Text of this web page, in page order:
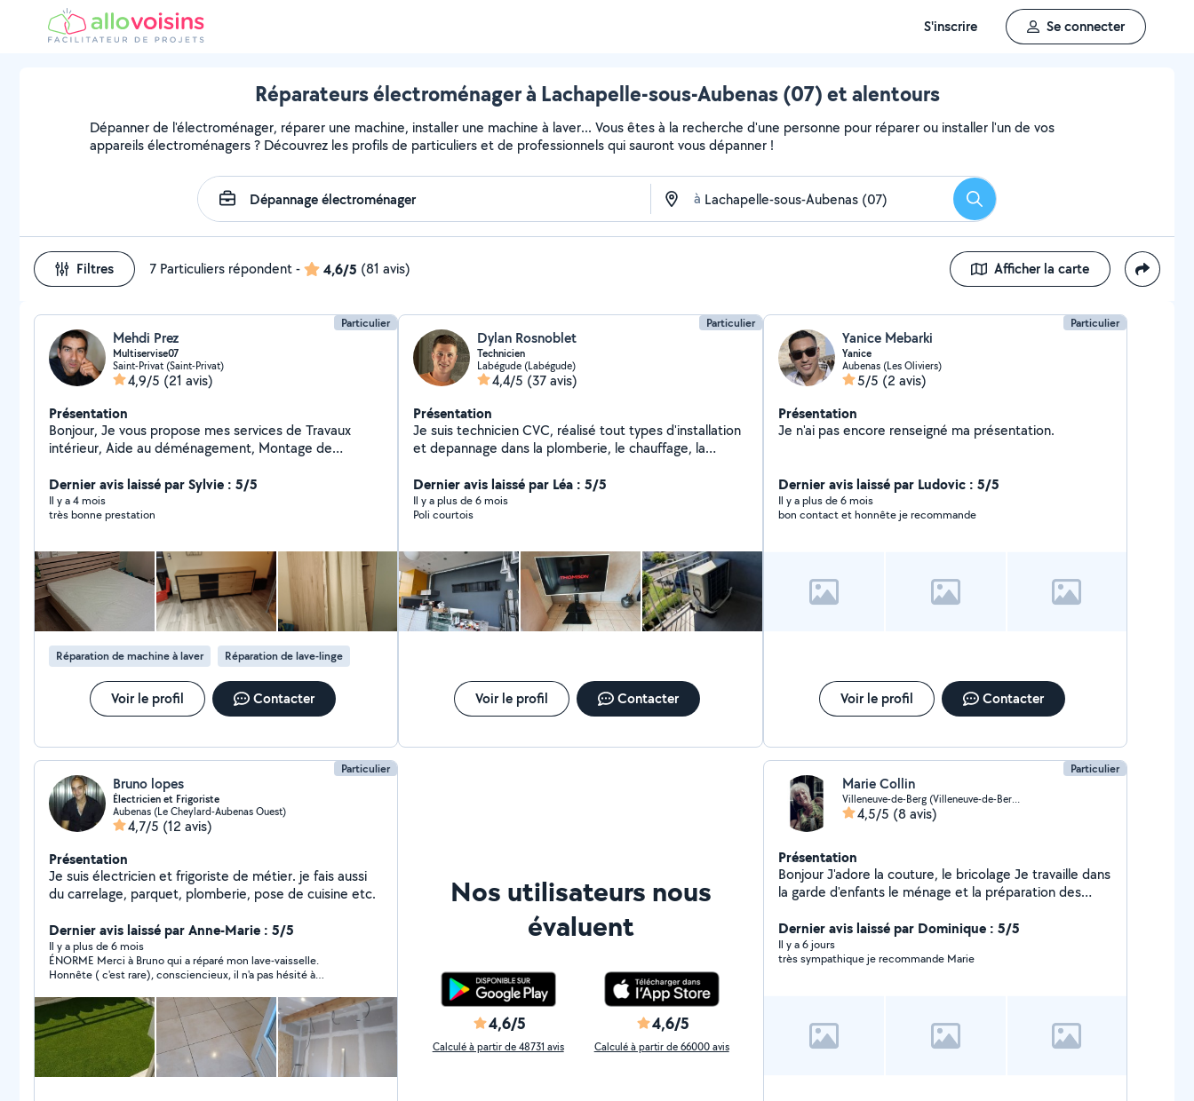
S'inscrire Se connecter
Réparateurs électroménager à Lachapelle-sous-Aubenas (07) et alentours
Dépanner de l'électroménager, réparer une machine, installer une machine à laver... Vous êtes à la recherche d'une personne pour réparer ou installer l'un de vos
appareils électroménagers ? Découvrez les profils de particuliers et de professionnels qui sauront vous dépanner !
à Rechercher
Filtres 7 Particuliers répondent- 4,6/5 (81 avis) Afficher la carte
Particulier
Mehdi Prez
Multiservise07
Saint-Privat (Saint-Privat)
4,9/5 (21 avis)
Présentation
Bonjour, Je vous propose mes services de Travaux
intérieur, Aide au déménagement, Montage de
luminère, Dépose et pose de vmc, plomberie, petite
électricité... électroménagers, ect... ect... Travaux
extérieurs... Tonte débroussaillage, taille, et toute
domaine du bâtiment et d'espace vert j'ai acquis de
nombreuses connaissances et savoir faire. J'accepte le
CESU,( Chèque emploi service) N'hésitez pas à me
contacter À bientôt Mehdi
Dernier avis laissé par Sylvie : 5/5
Il y a 4 mois
très bonne prestation
Réparation de machine à laver Réparation de lave-linge
Voir le profil Contacter
Particulier
Dylan Rosnoblet
Technicien
Labégude (Labégude)
4,4/5 (37 avis)
Présentation
Je suis technicien CVC, réalisé tout types d'installation
et depannage dans la plomberie, le chauffage, la
l'outillage nécessaire. Professionnel mais pas encore à
mon compte. J'ai un camion pour débarrasser des
affaires. Soudure : chalumeau, arc, TIG réparation
porte coulissante sur mesure
Dernier avis laissé par Léa : 5/5
Il y a plus de 6 mois
Poli courtois
Voir le profil Contacter
Particulier
Yanice Mebarki
Yanice
Aubenas (Les Oliviers)
5/5 (2 avis)
Présentation
Je n'ai pas encore renseigné ma présentation.
Dernier avis laissé par Ludovic : 5/5
Il y a plus de 6 mois
bon contact et honnête je recommande
Voir le profil Contacter
Particulier
Bruno lopes
Électricien et Frigoriste
Aubenas (Le Cheylard-Aubenas Ouest)
4,7/5 (12 avis)
Présentation
Je suis électricien et frigoriste de métier. je fais aussi
du carrelage, parquet, plomberie, pose de cuisine etc.
Dernier avis laissé par Anne-Marie : 5/5
Il y a plus de 6 mois
ÉNORME Merci à Bruno qui a réparé mon lave-vaisselle.
Honnête ( c'est rare), consciencieux, il n'a pas hésité à
contacter à nouveau et le recommande déjà à mon entourage.
Nos utilisateurs nous
évaluent
4,6/5
Calculé à partir de 48731 avis
4,6/5
Calculé à partir de 66000 avis
Particulier
Marie Collin
Villeneuve-de-Berg (Villeneuve-de-Berg)
4,5/5 (8 avis)
Présentation
Bonjour J'adore la couture, le bricolage Je travaille dans
la garde d'enfants le ménage et la préparation des
attentionnée disponible et j'ai un véhicule Et très
sérieuse Cordialement bonne journée
Dernier avis laissé par Dominique : 5/5
Il y a 6 jours
très sympathique je recommande Marie